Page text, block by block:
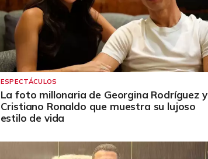
ESPECTÁCULOS
La foto millonaria de Georgina Rodríguez y
Cristiano Ronaldo que muestra su lujoso
estilo de vida